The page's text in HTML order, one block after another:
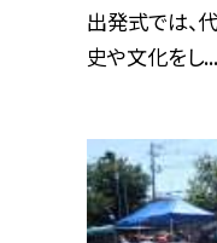
出発式では、
史や文化をし...